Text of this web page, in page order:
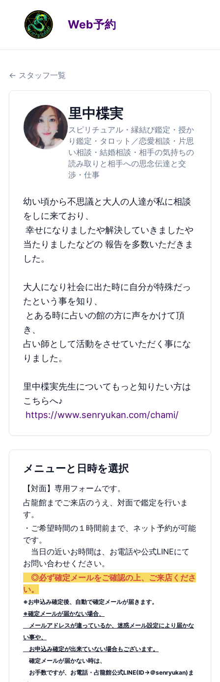
Web予約
← スタッフ一覧
里中楪実
スピリチュアル・縁結び鑑定・授か
り鑑定・タロット／恋愛相談・片思
い相談・結婚相談・相手の気持ちの
読み取りと相手への思念伝達と交
渉・仕事
幼い頃から不思議と大人の人達が私に相談
をしに来ており、
当たりましたなどの 報告を多数いただきま
した。
大人になり社会に出た時に自分が特殊だっ
たという事を知り、
き、
占い師として活動をさせていただく事にな
りました。
里中楪実先生についてもっと知りたい方は
こちらへ♪
https://www.senryukan.com/chami/
メニューと日時を選択
【対面】専用フォームです。
占龍館までご来店のうえ、対面で鑑定を行いま
す。
・ご希望時間の１時間前まで、ネット予約が可能
です。
当日の近いお時間は、お電話や公式LINEにて
お問い合わせください。
◎必ず確定メールをご確認の上、ご来店くださ
い。
※お申込み確定後、自動で確定メールが届きます。
※確定メールが届かない場合、
メールアドレスが違っているか、迷惑メール設定により届かな
い事や、
お申込み確定が出来ていない場合もございます。
確定メールが届かない時は、
お手数ですが、お電話・占龍館公式LINE(ID→＠senryukan)ま